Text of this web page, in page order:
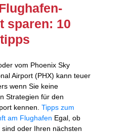
sparen: 10
vom Phoenix Sky
Airport (PHX) kann teuer
wenn Sie keine
Strategien für den
kennen. Tipps zum
am Flughafen Egal, ob
oder Ihren nächsten